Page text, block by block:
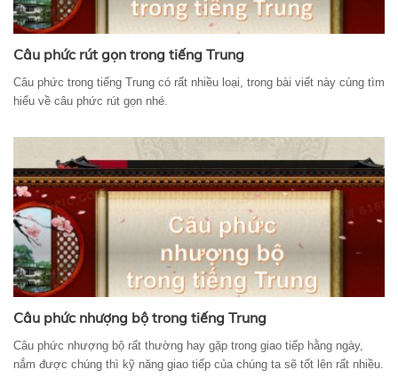
Câu phức rút gọn trong tiếng Trung
Câu phức trong tiếng Trung có rất nhiều loại, trong bài viết này cùng tìm
hiểu về câu phức rút gọn nhé.
Câu phức nhượng bộ trong tiếng Trung
Câu phức nhượng bộ rất thường hay gặp trong giao tiếp hằng ngày,
nắm được chúng thì kỹ năng giao tiếp của chúng ta sẽ tốt lên rất nhiều.